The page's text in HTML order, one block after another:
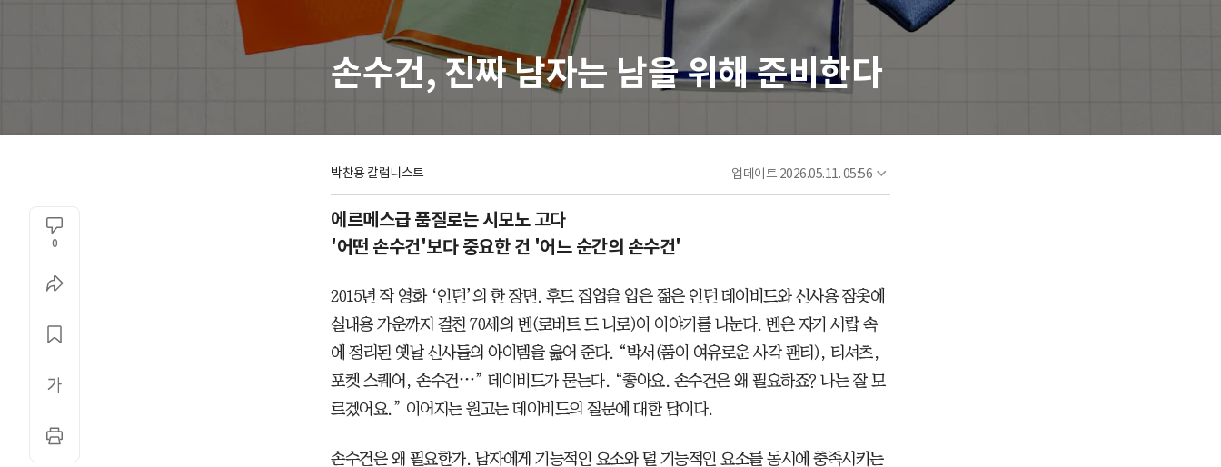
손수건, 진짜 남자는 남을 위해 준비한다
박찬용 칼럼니스트 업데이트 2026.05.11. 05:56
0
에르메스급 품질로는 시모노 고다
'어떤 손수건'보다 중요한 건 '어느 순간의 손수건'
2015년 작 영화 ‘인턴’의 한 장면. 후드 집업을 입은 젊은 인턴 데이비드와 신사용 잠옷에
실내용 가운까지 걸친 70세의 벤(로버트 드 니로)이 이야기를 나눈다. 벤은 자기 서랍 속
에 정리된 옛날 신사들의 아이템을 읊어 준다. “박서(품이 여유로운 사각 팬티), 티셔츠,
포켓 스퀘어, 손수건⋯” 데이비드가 묻는다. “좋아요. 손수건은 왜 필요하죠? 나는 잘 모
르겠어요.” 이어지는 원고는 데이비드의 질문에 대한 답이다.
손수건은 왜 필요한가. 남자에게 기능적인 요소와 덜 기능적인 요소를 동시에 충족시키는